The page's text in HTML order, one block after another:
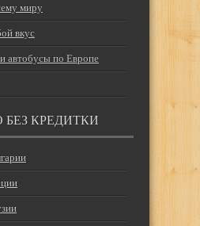
миру
вкус
автобусы по Европе
КРЕДИТКИ